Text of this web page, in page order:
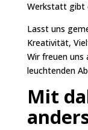
Werkstatt gibt
Lasst uns
Kreativität,
Wir freuen uns
leuchtenden
Mit